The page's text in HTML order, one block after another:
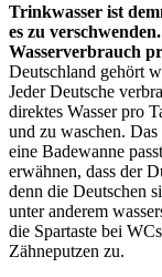
Trinkwasser ist
es zu
Wasserverbrauch
Deutschland gehört
Jeder Deutsche
direktes Wasser pro
und zu waschen.
eine Badewanne
erwähnen, dass der
denn die Deutschen
unter anderem
die Spartaste bei
Zähneputzen zu.